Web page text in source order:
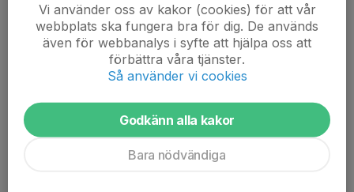
finns i
OBS! den digitala kalendern uppdateras efterhand.
Nils-Olov "Lollo" Jonsson0768-229 636 vid bokning
Vi använder oss av kakor (cookies) för att vår
webbplats ska fungera bra för dig. De används
även för webbanalys i syfte att hjälpa oss att
förbättra våra tjänster.
Så använder vi cookies
Godkänn alla kakor
Bara nödvändiga